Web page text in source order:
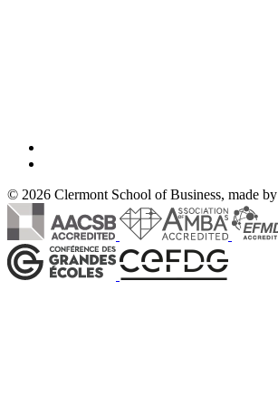
© 2026 Clermont School of Business, made by